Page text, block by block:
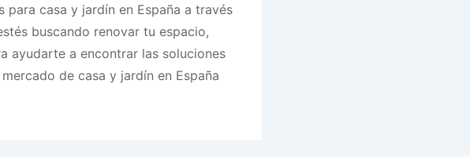
casa y jardín en España a través
buscando renovar tu espacio,
ayudarte a encontrar las soluciones
de casa y jardín en España